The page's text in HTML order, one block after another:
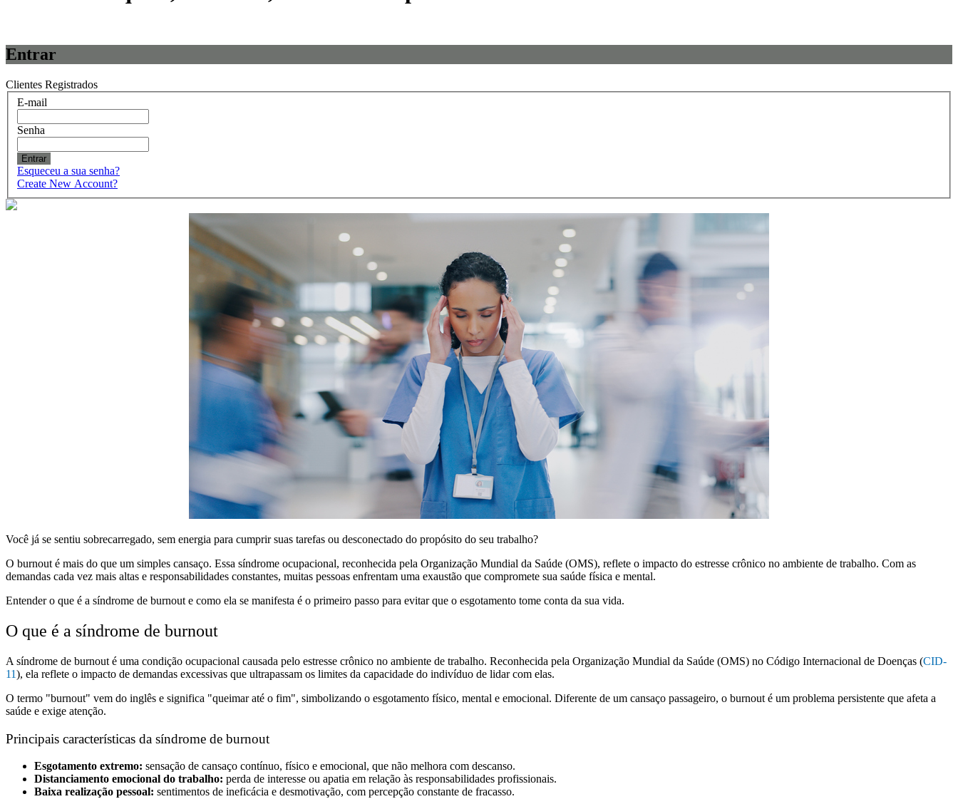
Entrar
Clientes Registrados
E-mail
Senha
Entrar
Esqueceu a sua senha?
Create New Account?
Você já se sentiu sobrecarregado, sem energia para cumprir suas tarefas ou desconectado do propósito do seu trabalho?
O burnout é mais do que um simples cansaço. Essa síndrome ocupacional, reconhecida pela Organização Mundial da Saúde (OMS), reflete o impacto do estresse crônico no ambiente de trabalho. Com as
demandas cada vez mais altas e responsabilidades constantes, muitas pessoas enfrentam uma exaustão que compromete sua saúde física e mental.
Entender o que é a síndrome de burnout e como ela se manifesta é o primeiro passo para evitar que o esgotamento tome conta da sua vida.
O que é a síndrome de burnout
A síndrome de burnout é uma condição ocupacional causada pelo estresse crônico no ambiente de trabalho. Reconhecida pela Organização Mundial da Saúde (OMS) no Código Internacional de Doenças (CID-
11), ela reflete o impacto de demandas excessivas que ultrapassam os limites da capacidade do indivíduo de lidar com elas.
O termo "burnout" vem do inglês e significa "queimar até o fim", simbolizando o esgotamento físico, mental e emocional. Diferente de um cansaço passageiro, o burnout é um problema persistente que afeta a
saúde e exige atenção.
Principais características da síndrome de burnout
Esgotamento extremo: sensação de cansaço contínuo, físico e emocional, que não melhora com descanso.
Distanciamento emocional do trabalho: perda de interesse ou apatia em relação às responsabilidades profissionais.
Baixa realização pessoal: sentimentos de ineficácia e desmotivação, com percepção constante de fracasso.